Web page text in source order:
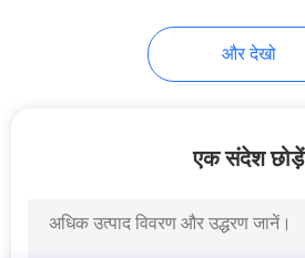
खनन स्क्रीन मेष
और देखो
एक संदेश छोड़ें